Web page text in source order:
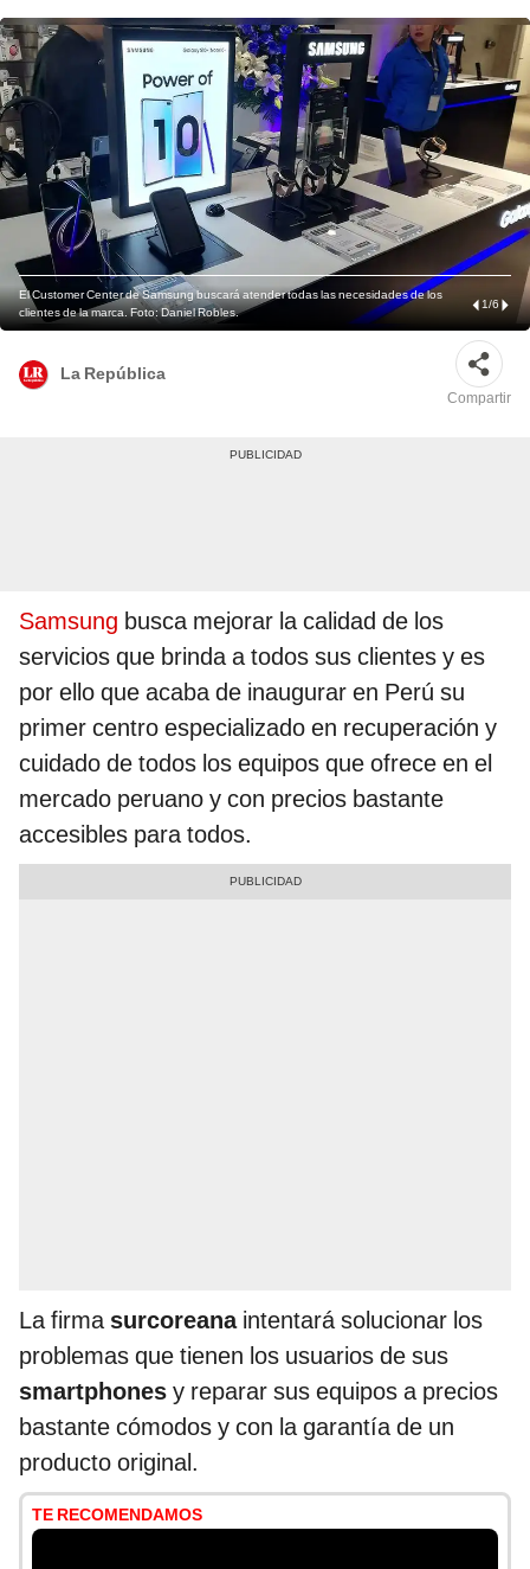
El Customer Center de Samsung buscará atender todas las necesidades de los
clientes de la marca. Foto: Daniel Robles.
1/6
La República
Compartir
Samsung busca mejorar la calidad de los
servicios que brinda a todos sus clientes y es
por ello que acaba de inaugurar en Perú su
primer centro especializado en recuperación y
cuidado de todos los equipos que ofrece en el
mercado peruano y con precios bastante
accesibles para todos.
La firmasurcoreana intentará solucionar los
problemas que tienen los usuarios de sus
smartphones y reparar sus equipos a precios
bastante cómodos y con la garantía de un
producto original.
TE RECOMENDAMOS